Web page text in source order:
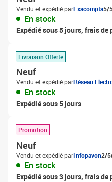
Vendu et expédié parExacompta5/
En stock
Expédié sous 5 jours, frais de
Livraison Offerte
Neuf
Vendu et expédié parRéseau
En stock
Expédié sous 5 jours
Promotion
Neuf
Vendu et expédié parInfopavon2/5
En stock
Expédié sous 3 jours, frais de